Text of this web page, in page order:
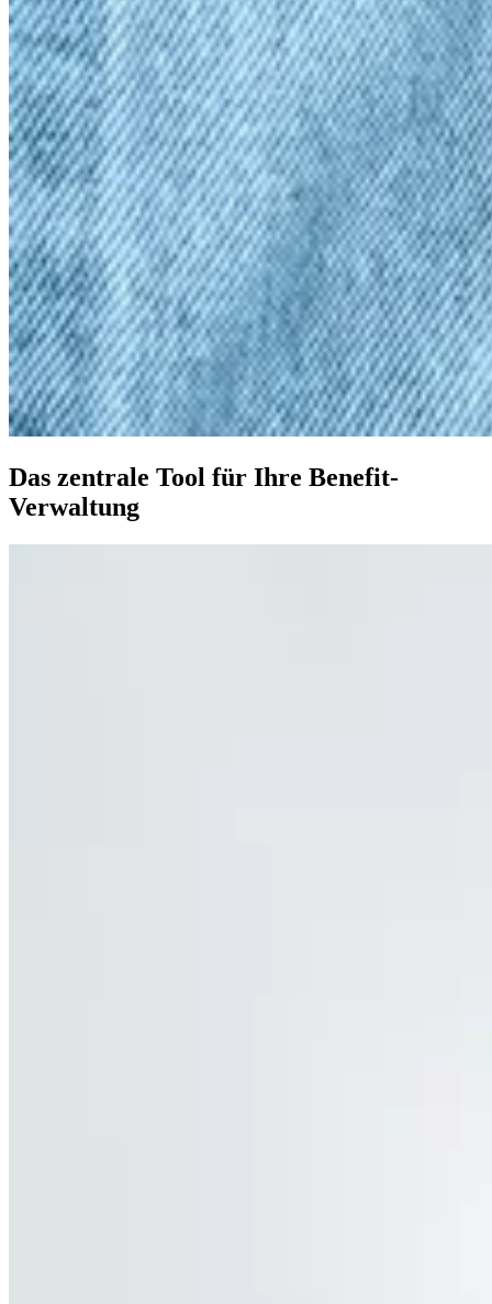
Das zentrale Tool für Ihre Benefit-
Verwaltung